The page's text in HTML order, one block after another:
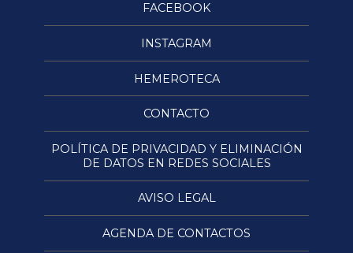
FACEBOOK
INSTAGRAM
HEMEROTECA
CONTACTO
POLÍTICA DE PRIVACIDAD Y ELIMINACIÓN
DE DATOS EN REDES SOCIALES
AVISO LEGAL
AGENDA DE CONTACTOS